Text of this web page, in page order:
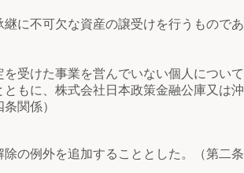
に不可欠な資産の譲受けを行うものであ
受けた事業を営んでいない個人について
もに、株式会社日本政策金融公庫又は沖
関係）
の例外を追加することとした。（第二条